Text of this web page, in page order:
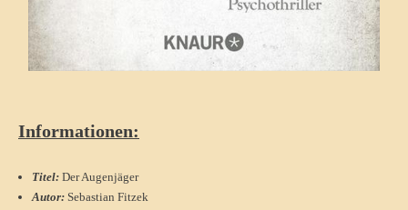
Informationen:
Titel: Der Augenjäger
Autor: Sebastian Fitzek